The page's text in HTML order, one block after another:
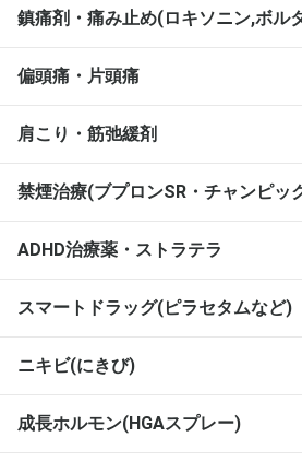
鎮痛剤・痛み止め(ロキソニン,ボル
偏頭痛・片頭痛
肩こり・筋弛緩剤
禁煙治療(ブプロンSR・チャンピッ
ADHD治療薬・ストラテラ
スマートドラッグ(ピラセタムなど)
ニキビ(にきび)
成長ホルモン(HGAスプレー)